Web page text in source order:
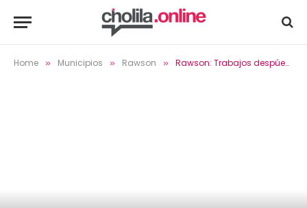
Home » Municipios » Rawson » Rawson: Trabajos despúes del temporal